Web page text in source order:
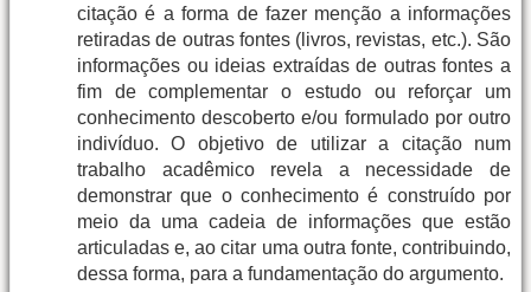
citação é a forma de fazer menção a informações
retiradas de outras fontes (livros, revistas, etc.). São
informações ou ideias extraídas de outras fontes a
fim de complementar o estudo ou reforçar um
conhecimento descoberto e/ou formulado por outro
indivíduo. O objetivo de utilizar a citação num
trabalho acadêmico revela a necessidade de
demonstrar que o conhecimento é construído por
meio da uma cadeia de informações que estão
articuladas e, ao citar uma outra fonte, contribuindo,
dessa forma, para a fundamentação do argumento.